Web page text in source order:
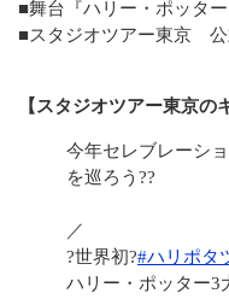
■舞台『ハリー・ポッ
■スタジオツアー東京
【スタジオツアー東京の
今年セレブレーシ
を巡ろう??
／
?世界初?#ハリポタ
ハリー・ポッター3